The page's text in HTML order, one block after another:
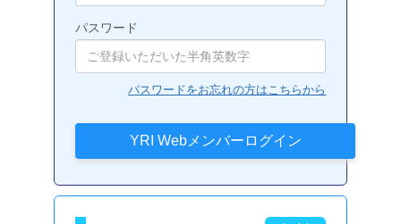
パスワード
パスワードをお忘れの方はこちらから